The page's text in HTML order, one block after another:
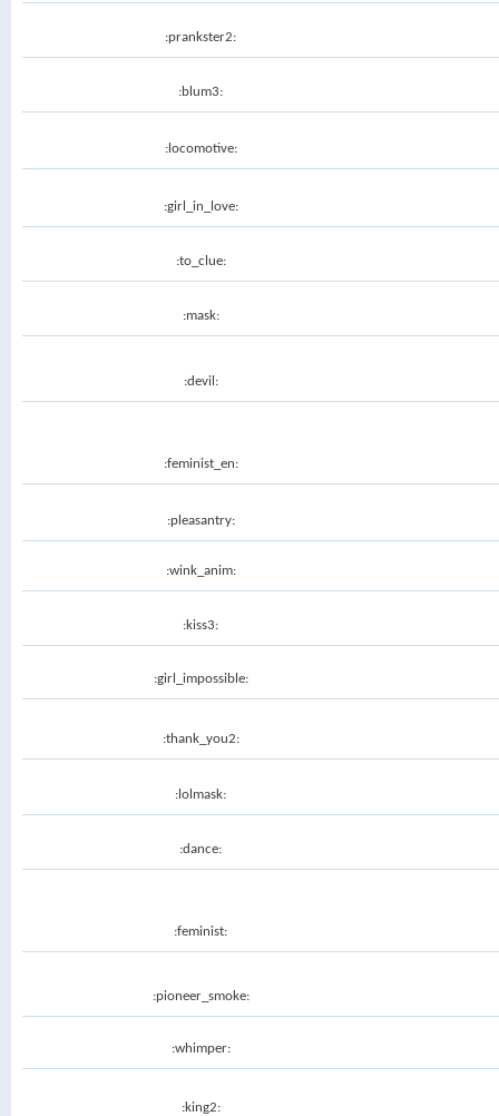
:prankster2:
:blum3:
:locomotive:
:girl_in_love:
:to_clue:
:mask:
:devil:
:feminist_en:
:pleasantry:
:wink_anim:
:kiss3:
:girl_impossible:
:thank_you2:
:lolmask:
:dance:
:feminist:
:pioneer_smoke:
:whimper:
:king2: